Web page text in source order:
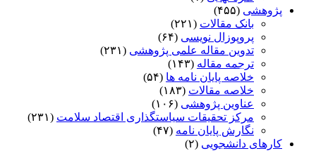
پژوهشی (۴۵۵)
بانک مقالات (۲۲۱)
پروپوزال نویسی (۶۴)
تدوین مقاله علمی پژوهشی (۲۳۱)
ترجمه مقاله (۱۴۳)
خلاصه پایان نامه ها (۵۴)
خلاصه مقالات (۱۸۳)
عناوین پژوهشی (۱۰۶)
مرکز تحقیقات سیاستگذاری اقتصاد سلامت (۲۳۱)
نگارش پایان نامه (۴۷)
کارهای دانشجویی (۲)